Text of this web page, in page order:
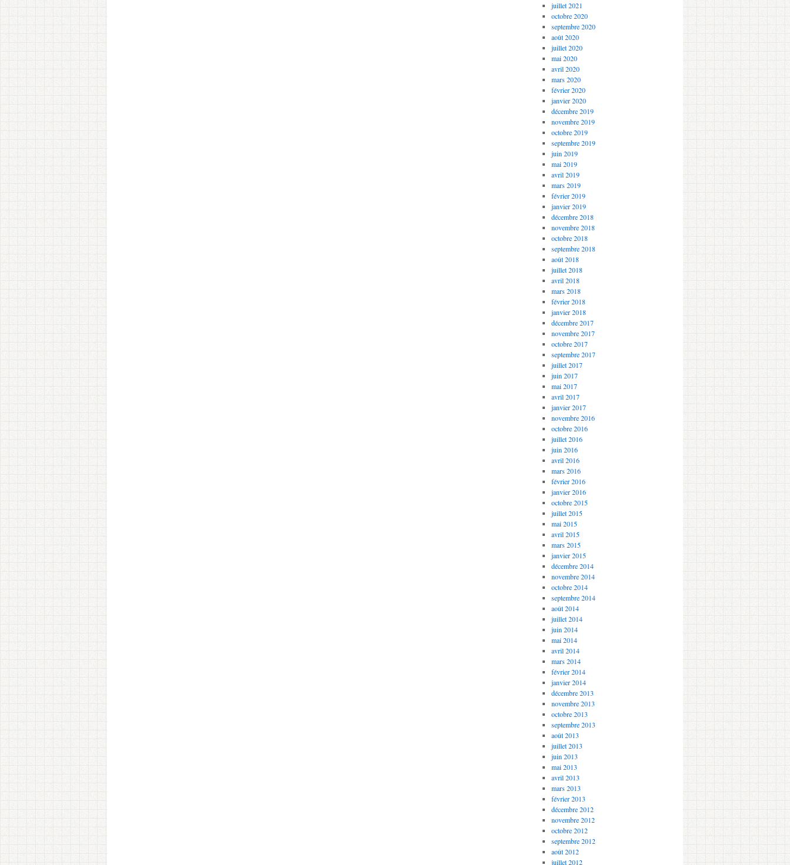
juillet 2021
octobre 2020
septembre 2020
août 2020
juillet 2020
mai 2020
avril 2020
mars 2020
février 2020
janvier 2020
décembre 2019
novembre 2019
octobre 2019
septembre 2019
juin 2019
mai 2019
avril 2019
mars 2019
février 2019
janvier 2019
décembre 2018
novembre 2018
octobre 2018
septembre 2018
août 2018
juillet 2018
avril 2018
mars 2018
février 2018
janvier 2018
décembre 2017
novembre 2017
octobre 2017
septembre 2017
juillet 2017
juin 2017
mai 2017
avril 2017
janvier 2017
novembre 2016
octobre 2016
juillet 2016
juin 2016
avril 2016
mars 2016
février 2016
janvier 2016
octobre 2015
juillet 2015
mai 2015
avril 2015
mars 2015
janvier 2015
décembre 2014
novembre 2014
octobre 2014
septembre 2014
août 2014
juillet 2014
juin 2014
mai 2014
avril 2014
mars 2014
février 2014
janvier 2014
décembre 2013
novembre 2013
octobre 2013
septembre 2013
août 2013
juillet 2013
juin 2013
mai 2013
avril 2013
mars 2013
février 2013
décembre 2012
novembre 2012
octobre 2012
septembre 2012
août 2012
juillet 2012